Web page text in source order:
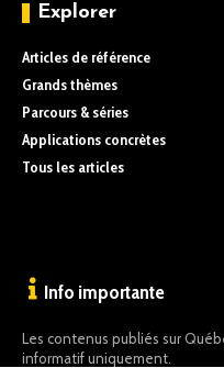
Explorer
Articles de référence
Grands thèmes
Parcours & séries
Applications concrètes
Tous les articles
Info importante
Les contenus publiés sur
informatif uniquement.